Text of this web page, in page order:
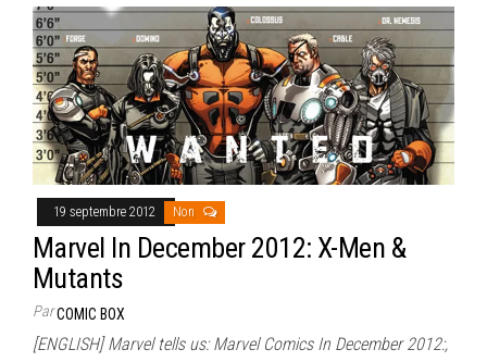
19 septembre 2012 Non
Marvel In December 2012: X-Men &
Mutants
ParCOMIC BOX
[ENGLISH] Marvel tells us: Marvel Comics In December 2012:,